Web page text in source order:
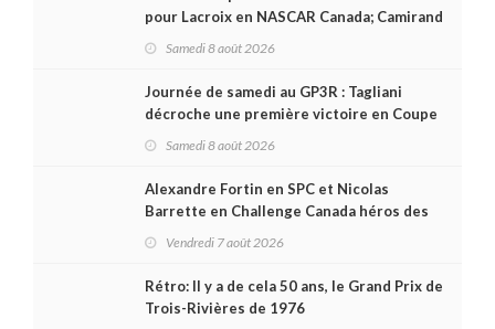
pour Lacroix en NASCAR Canada; Camirand
Samedi 8 août 2026
Journée de samedi au GP3R : Tagliani
décroche une première victoire en Coupe
Samedi 8 août 2026
Alexandre Fortin en SPC et Nicolas
Barrette en Challenge Canada héros des
Vendredi 7 août 2026
Rétro: Il y a de cela 50 ans, le Grand Prix de
Trois-Rivières de 1976